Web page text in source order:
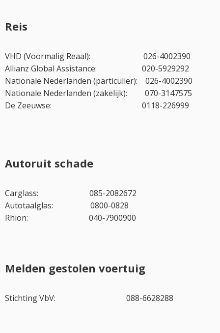
Reis
VHD (Voormalig Reaal): 026-4002390
Allianz Global Assistance: 020-5929292
Nationale Nederlanden (particulier): 026-4002390
Nationale Nederlanden (zakelijk): 070-3147575
De Zeeuwse: 0118-226999
Autoruit schade
Carglass: 085-2082672
Autotaalglas: 0800-0828
Rhion: 040-7900900
Melden gestolen voertuig
Stichting VbV: 088-6628288